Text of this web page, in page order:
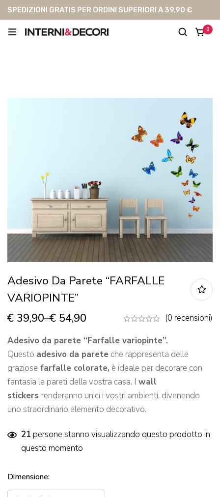
SPEDIZIONI GRATIS PER ORDINI SUPERIORI A 39,90 €
0
Adesivo Da Parete “FARFALLE
VARIOPINTE”
€ 39,90–€ 54,90
(0 recensioni)
Adesivo da parete “Farfalle variopinte”.
Questo adesivo da parete che rappresenta delle
graziose farfalle colorate, è ideale per decorare con
fantasia le pareti della vostra casa. I wall
stickers renderanno unici i vostri ambienti, divenendo
uno straordinario elemento decorativo.
21 persone stanno visualizzando questo prodotto in
questo momento
Dimensione: